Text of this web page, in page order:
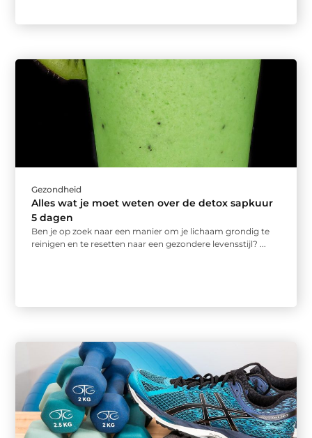
Gezondheid
Alles wat je moet weten over de detox sapkuur
5 dagen
Ben je op zoek naar een manier om je lichaam grondig te
reinigen en te resetten naar een gezondere levensstijl? ...